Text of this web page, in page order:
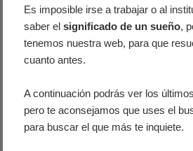
Es imposible irse a trabajar o al
saber elsignificado de un sueño,
tenemos nuestra web, para que
cuanto antes.
A continuación podrás ver los
pero te aconsejamos que uses el
para buscar el que más te inquiete.